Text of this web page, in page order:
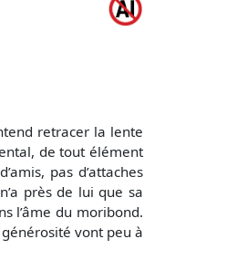
retracer la lente
de tout élément
pas d’attaches
près de lui que sa
l’âme du moribond.
vont peu à